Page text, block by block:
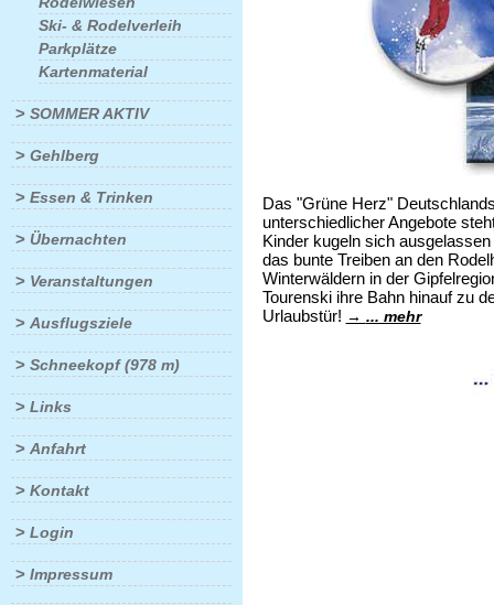
Ski- & Rodelverleih
Parkplätze
Kartenmaterial
> SOMMER AKTIV
> Gehlberg
> Essen & Trinken
> Übernachten
> Veranstaltungen
> Ausflugsziele
> Schneekopf (978 m)
> Links
> Anfahrt
> Kontakt
> Login
> Impressum
Das "Grüne Herz"
unterschiedlicher Angebote
Kinder kugeln sich
das bunte Treiben an den
Winterwäldern in der
Tourenski ihre Bahn hinauf zu
Urlaubstür!
... mehr